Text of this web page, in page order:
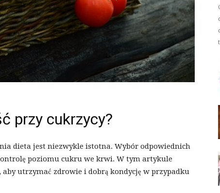
przy cukrzycy?
dieta jest niezwykle istotna. Wybór odpowiednich
poziomu cukru we krwi. W tym artykule
utrzymać zdrowie i dobrą kondycję w przypadku